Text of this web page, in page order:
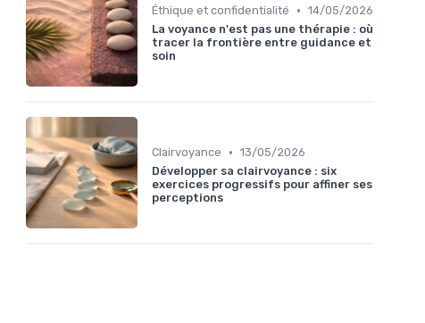
Éthique et confidentialité • 14/05/2026
La voyance n'est pas une thérapie : où
tracer la frontière entre guidance et
soin
Clairvoyance • 13/05/2026
Développer sa clairvoyance : six
exercices progressifs pour affiner ses
perceptions